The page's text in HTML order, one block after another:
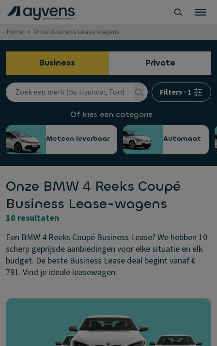
Home Onze Business Lease wagens
Business Private
Filters ·1
Of kies een categorie
Meteen leverbaar Automaat
Onze BMW 4 Reeks Coupé
Business Lease-wagens
10 resultaten
Een BMW 4 Reeks Coupé Business Lease? We hebben 10
scherp geprijsde aanbiedingen voor elke situatie en elk
budget. De beste Business Lease deal begint vanaf €
791. Vind je ideale leasewagen.